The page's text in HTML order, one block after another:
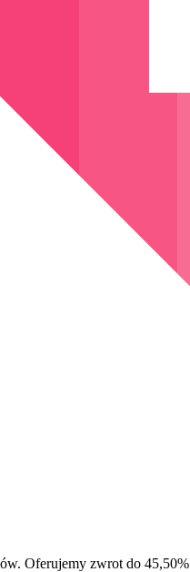
Oferujemy zwrot do 45,50%